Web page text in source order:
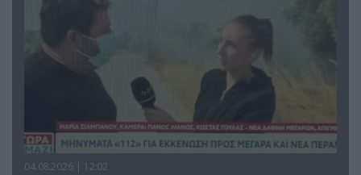
04.08.2026 | 12:02